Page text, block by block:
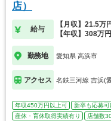
店）
給与
【月収】21.5万
【年収】308万
勤務地 愛知県 高浜市
アクセス 名鉄三河線 吉浜(
年収450万円以上可 新卒も応募可
産休・育休取得実績有り
店舗数